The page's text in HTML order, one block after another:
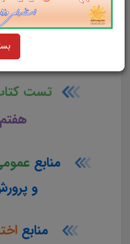
تست
تست
هفتم
منابع
و
منابع